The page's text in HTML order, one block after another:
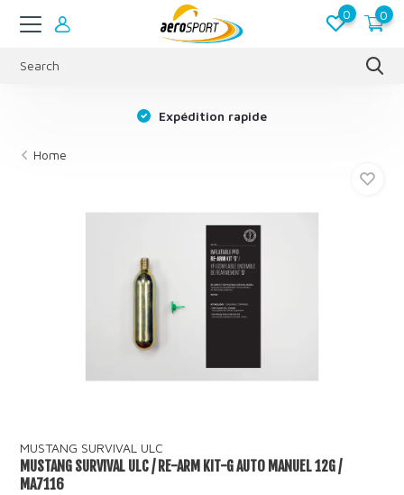
0 0
Expédition rapide
Home
MUSTANG SURVIVAL ULC
MUSTANG SURVIVAL ULC / RE-ARM KIT-G AUTO MANUEL 12G /
MA7116